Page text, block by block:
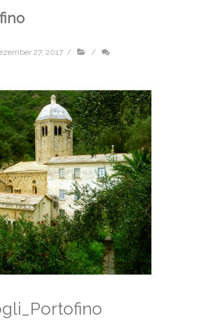
27, 2017 /
/